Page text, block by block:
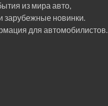
из мира авто,
зарубежные новинки.
для автомобилистов.